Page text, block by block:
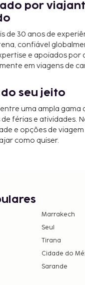
por
de 30 anos de
confiável
e apoiados por
em viagens de
seu jeito
uma ampla gama
de férias e atividades.
e opções de
como quiser.
Marrakech
Seul
Tirana
Cidade do
Sarande